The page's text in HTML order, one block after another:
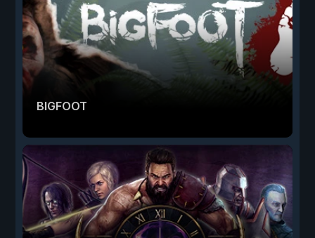
BIGFOOT